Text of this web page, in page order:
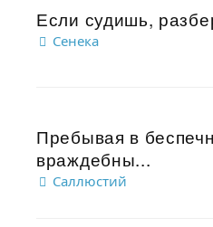
Если судишь,
Сенека
Пребывая в
враждебны...
Саллюстий